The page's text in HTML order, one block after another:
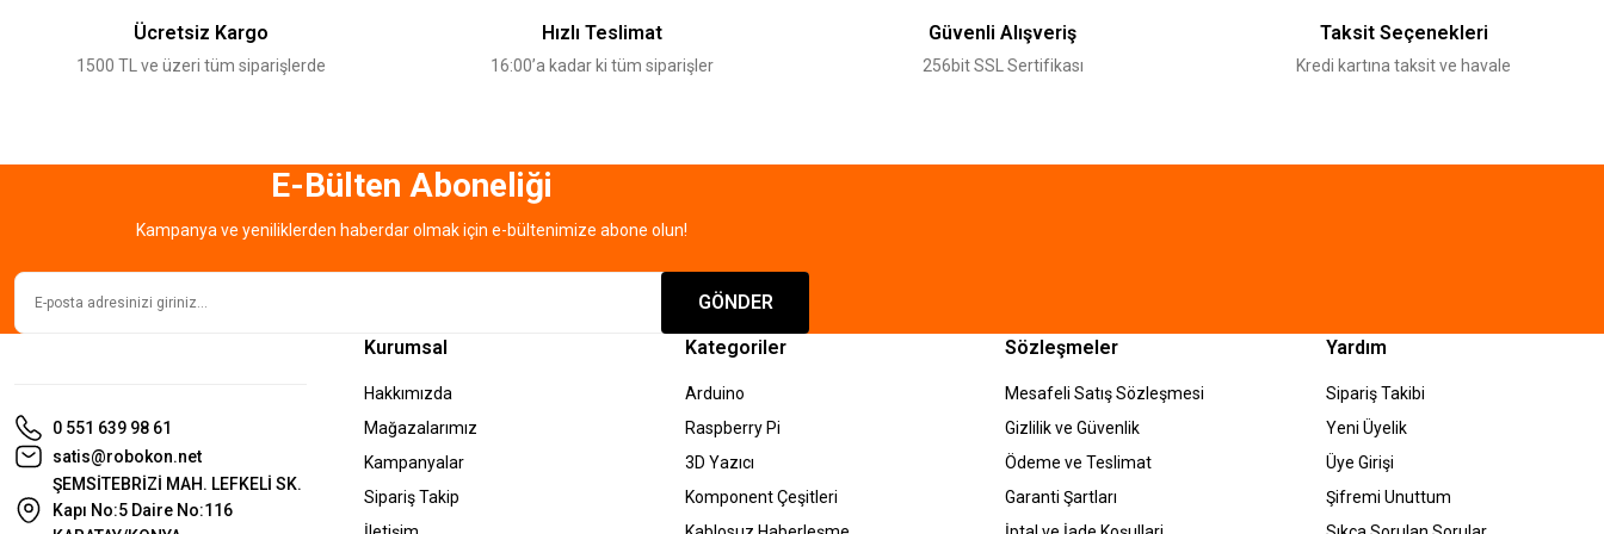
Ürün açıklamasında eksik bilgiler bulunuyor.
Ürün bilgilerinde hatalar bulunuyor.
Ücretsiz Kargo
1500 TL ve üzeri tüm siparişlerde
Hızlı Teslimat
16:00’a kadar ki tüm siparişler
Güvenli Alışveriş
256bit SSL Sertifikası
Taksit Seçenekleri
Kredi kartına taksit ve havale
E-Bülten Aboneliği
Kampanya ve yeniliklerden haberdar olmak için e-bültenimize abone olun!
GÖNDER
0 551 639 98 61
satis@robokon.net
ŞEMSİTEBRİZİ MAH. LEFKELİ SK.
Kapı No:5 Daire No:116
Kurumsal
Hakkımızda
Mağazalarımız
Kampanyalar
Sipariş Takip
Kategoriler
Arduino
Raspberry Pi
3D Yazıcı
Komponent Çeşitleri
Sözleşmeler
Mesafeli Satış Sözleşmesi
Gizlilik ve Güvenlik
Ödeme ve Teslimat
Garanti Şartları
Yardım
Sipariş Takibi
Yeni Üyelik
Üye Girişi
Şifremi Unuttum